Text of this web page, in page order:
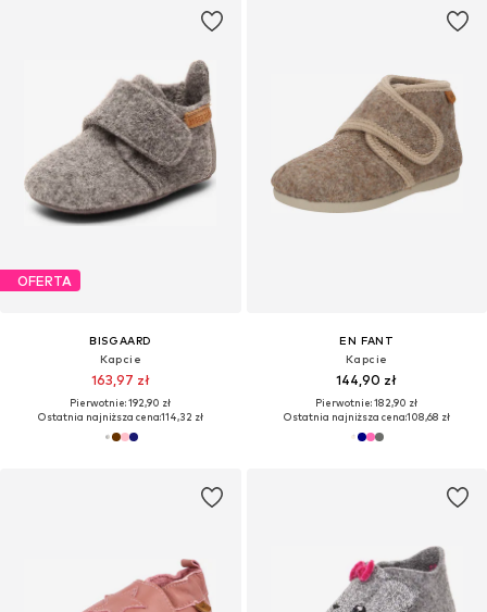
OFERTA
BISGAARD
Kapcie
163,97 zł
Pierwotnie: 192,90 zł
Ostatnia najniższa cena:114,32 zł
EN FANT
Kapcie
144,90 zł
Pierwotnie: 182,90 zł
Ostatnia najniższa cena:108,68 zł